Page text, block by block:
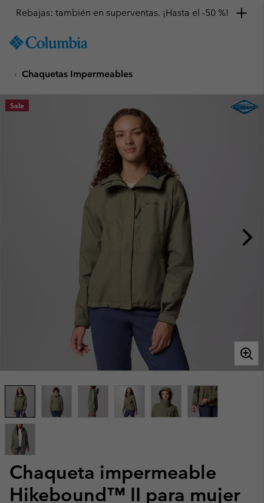
TO
SKIP
MAIN
NAV
Rebajas: también en superventas. ¡Hasta el -50 %!
Chaquetas Impermeables
Chaqueta impermeable
Hikebound™ II para mujer
Sale